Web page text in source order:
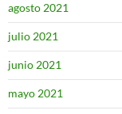
agosto 2021
julio 2021
junio 2021
mayo 2021